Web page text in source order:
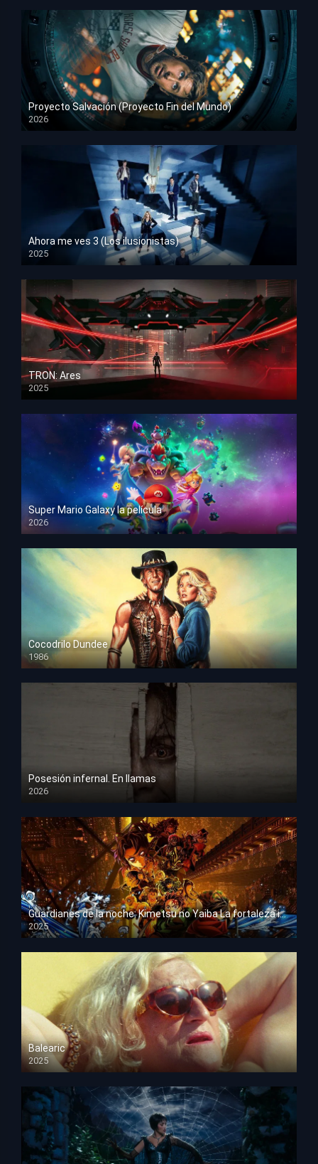
Proyecto Salvación (Proyecto Fin del Mundo)
2026
HD 1080p
Ahora me ves 3 (Los ilusionistas)
2025
HD 1080p
TRON: Ares
2025
HD 1080p
Super Mario Galaxy la película
2026
HD 1080p
Cocodrilo Dundee
1986
HD 1080p
Posesión infernal. En llamas
2026
HD 1080p
Guardianes de la noche: Kimetsu no Yaiba La fortaleza infinita
2025
HD 1080p
Balearic
2025
HD 1080p